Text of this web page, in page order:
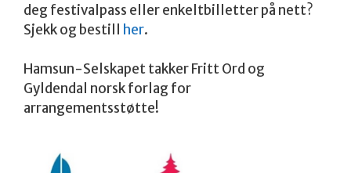
deg festivalpass eller enkeltbilletter på nett?
Sjekk og bestill her.
Hamsun-Selskapet takker Fritt Ord og
Gyldendal norsk forlag for
arrangementsstøtte!